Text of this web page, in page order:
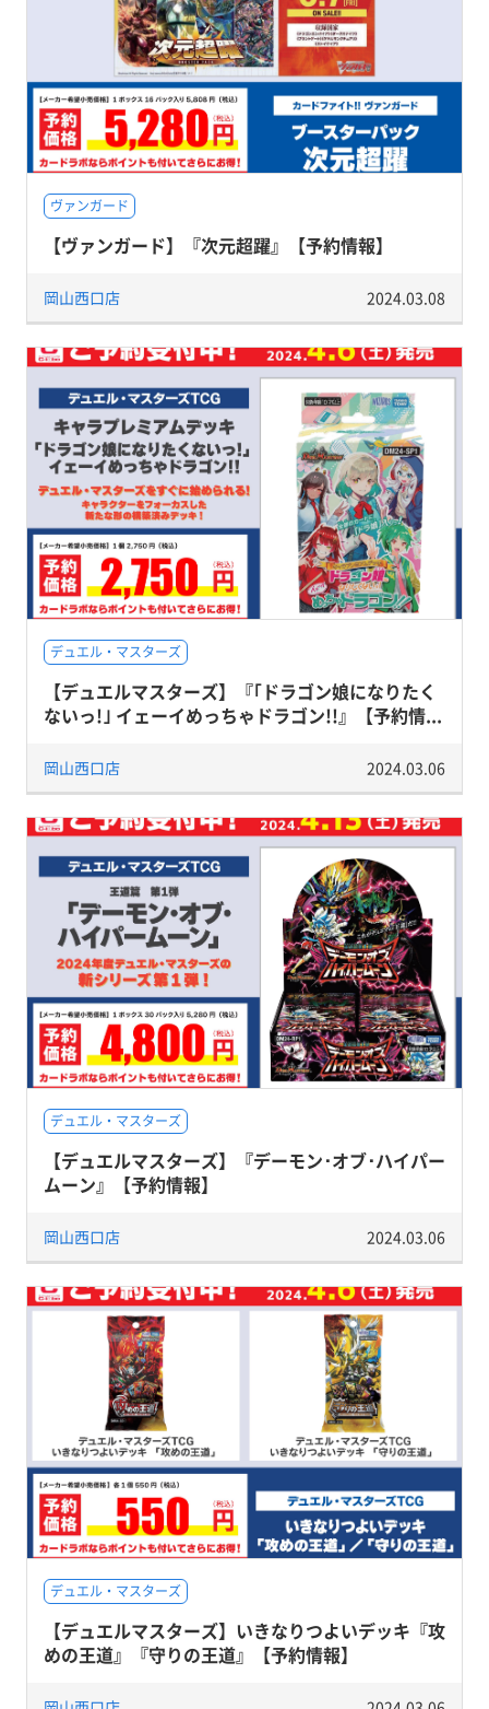
ヴァンガード
【ヴァンガード】『次元超躍』【予約情報】
岡山西口店 2024.03.08
デュエル・マスターズ
【デュエルマスターズ】『｢ドラゴン娘になりたく
ないっ!｣ イェーイめっちゃドラゴン!!』【予約情...
岡山西口店 2024.03.06
デュエル・マスターズ
【デュエルマスターズ】『デーモン･オブ･ハイパー
ムーン』【予約情報】
岡山西口店 2024.03.06
デュエル・マスターズ
【デュエルマスターズ】いきなりつよいデッキ『攻
めの王道』『守りの王道』【予約情報】